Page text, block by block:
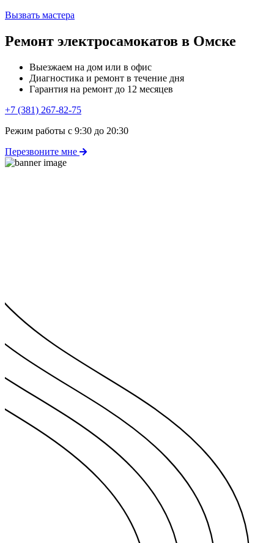
Вызвать мастера
Ремонт электросамокатов в Омске
Выезжаем на дом или в офис
Диагностика и ремонт в течение дня
Гарантия на ремонт до 12 месяцев
+7 (381) 267-82-75
Режим работы с 9:30 до 20:30
Перезвоните мне